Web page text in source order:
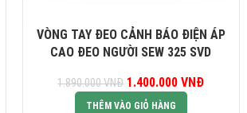
VÒNG TAY ĐEO CẢNH BÁO ĐIỆN ÁP
CAO ĐEO NGƯỜI SEW 325 SVD
1.890.000VNĐ
Giá gốc là:
1.890.000 VNĐ.
1.400.000VNĐ
THÊM VÀO GIỎ HÀNG